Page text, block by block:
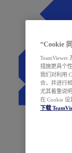
“Cookie
TeamViewer
措施更具个
我们对利用
合，并进行
尤其着重说
在 Cookie 设
下载